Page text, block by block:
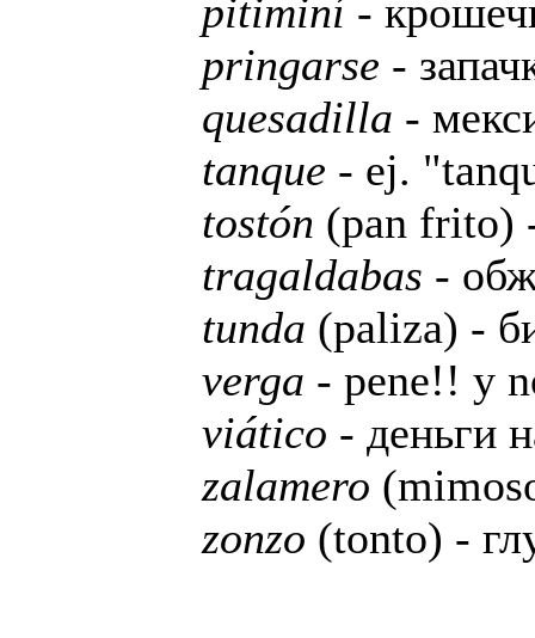
pitiminí -
pringarse -
quesadilla -
tanque - ej.
tostón (pan frito)
tragaldabas -
tunda (paliza) -
verga - pene!! y
viático - деньги
zalamero
zonzo (tonto) -